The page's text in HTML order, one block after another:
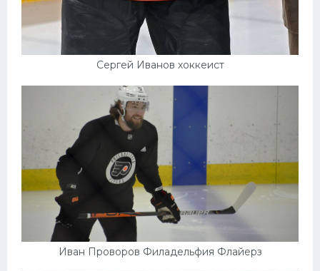
Сергей Иванов хоккеист
Иван Проворов Филадельфия Флайерз